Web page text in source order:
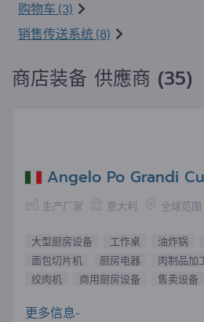
购物车 (3)
销售传送系统 (8)
商店装备 供應商 (35)
Angelo Po Grandi
生产厂家 意大利 全球范围
大型厨房设备 工作桌 油炸锅
面包切片机
厨房电器
肉制品加
绞肉机
商用厨房设备 售卖设备
更多信息-